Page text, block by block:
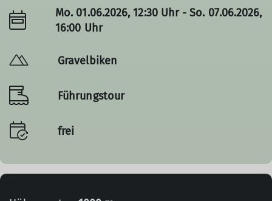
Mo. 01.06.2026, 12:30 Uhr - So. 07.06.2026,
16:00 Uhr
Gravelbiken
Führungstour
frei